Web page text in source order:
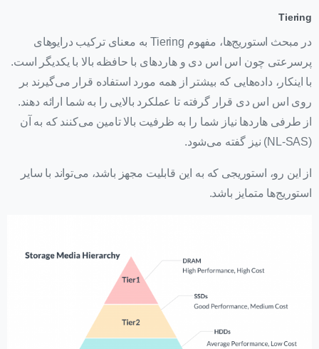
Tiering
در مبحث استوریج‌ها، مفهوم Tiering به معنای ترکیب درایوهای
پرسرعتی چون اس اس دی‌ و هاردهای با حافظه بالا با یکدیگر است.
با اینکار، داده‌هایی که بیشتر از همه مورد استفاده قرار می‌گیرند بر
روی اس اس دی قرار گرفته تا عملکرد بالایی را به شما ارائه دهند.
از طرفی هاردها نیاز شما را به ظرفیت بالا تامین می‌کنند که به آن
(NL-SAS) نیز گفته می‌شود.
از این رو، استوریجی که به این قابلیت مجهز باشد، می‌تواند با سایر
استوریج‌ها متمایز باشد.